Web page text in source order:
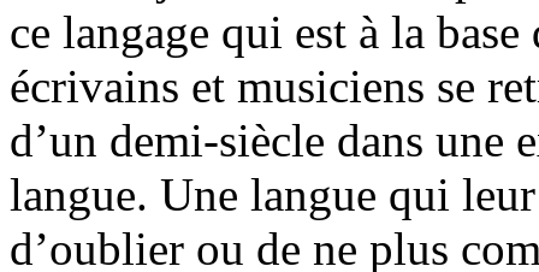
ce langage qui est à la
écrivains et musiciens se
d’un demi-siècle dans une
langue. Une langue qui
d’oublier ou de ne plus